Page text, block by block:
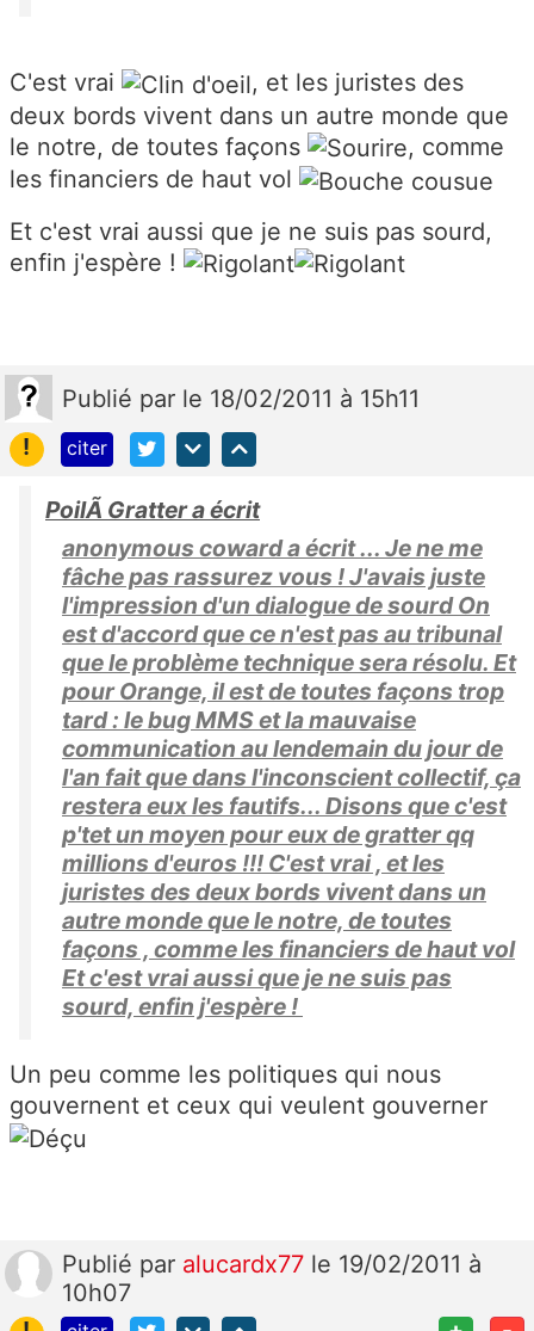
C'est vrai
, et les juristes des
deux bords vivent dans un autre monde que
le notre, de toutes façons
, comme
les financiers de haut vol
Et c'est vrai aussi que je ne suis pas sourd,
enfin j'espère !
Publié par le 18/02/2011 à 15h11
!
citer
PoilÃ Gratter a écrit
anonymous coward a écrit ... Je ne me
fâche pas rassurez vous ! J'avais juste
l'impression d'un dialogue de sourd On
est d'accord que ce n'est pas au tribunal
que le problème technique sera résolu. Et
pour Orange, il est de toutes façons trop
tard : le bug MMS et la mauvaise
communication au lendemain du jour de
l'an fait que dans l'inconscient collectif, ça
restera eux les fautifs... Disons que c'est
p'tet un moyen pour eux de gratter qq
millions d'euros !!! C'est vrai , et les
juristes des deux bords vivent dans un
autre monde que le notre, de toutes
façons , comme les financiers de haut vol
Et c'est vrai aussi que je ne suis pas
sourd, enfin j'espère !
Un peu comme les politiques qui nous
gouvernent et ceux qui veulent gouverner
Publié par alucardx77 le 19/02/2011 à
10h07